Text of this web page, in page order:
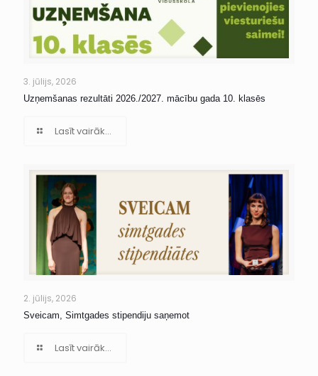
3. jūlijs, 2026
Uzņemšanas rezultāti 2026./2027. mācību gada 10. klasēs
Lasīt vairāk...
2. jūlijs, 2026
Sveicam, Simtgades stipendiju saņemot
Lasīt vairāk...